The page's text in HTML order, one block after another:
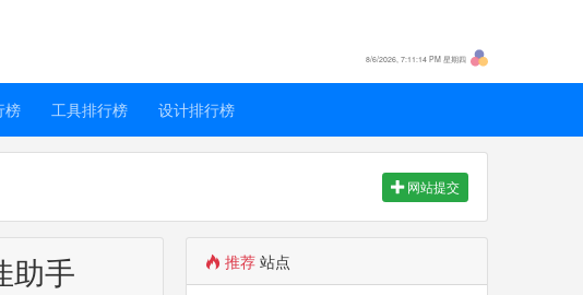
8/6/2026, 7:11:14 PM 星期四
榜 工具排行榜 设计排行榜
网站提交
助手 推荐 站点